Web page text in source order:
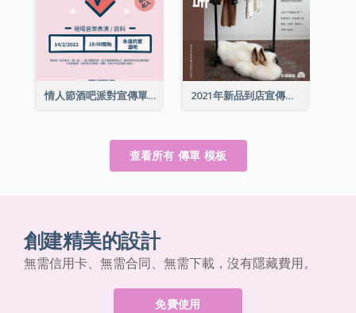
情人節酒吧派對宣傳單張 2021年新品到店宣傳單張
查看所有 傳單 模板
創建精美的設計
無需信用卡、無需合同、無需下載，沒有隱藏費用。
免費使用